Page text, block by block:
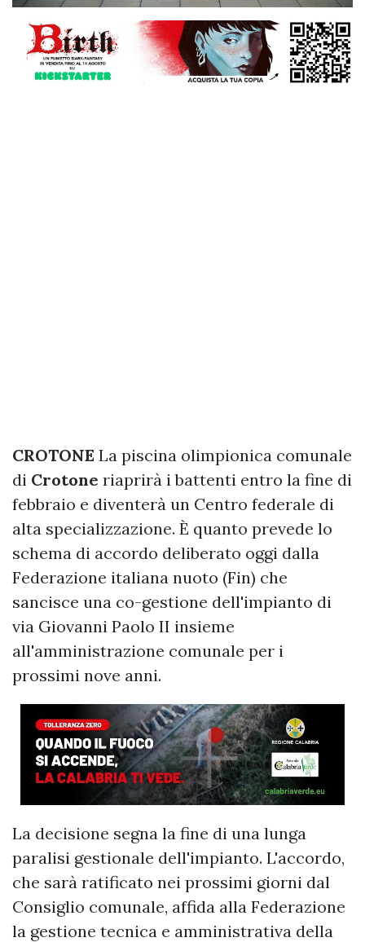
CROTONE La piscina olimpionica comunale
di Crotone riaprirà i battenti entro la fine di
febbraio e diventerà un Centro federale di
alta specializzazione. È quanto prevede lo
schema di accordo deliberato oggi dalla
Federazione italiana nuoto (Fin) che
sancisce una co-gestione dell'impianto di
via Giovanni Paolo II insieme
all'amministrazione comunale per i
prossimi nove anni.
La decisione segna la fine di una lunga
paralisi gestionale dell'impianto. L'accordo,
che sarà ratificato nei prossimi giorni dal
Consiglio comunale, affida alla Federazione
la gestione tecnica e amministrativa della